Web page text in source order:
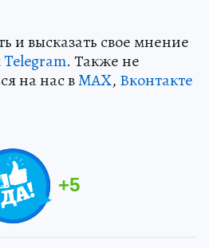
и высказать свое мнение
Telegram. Также не
на нас вMAX, Вконтакте
+5